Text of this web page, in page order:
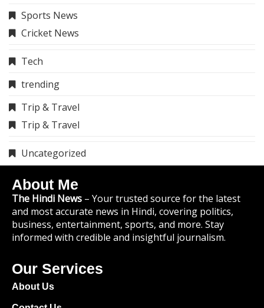
Sports News
Cricket News
Tech
trending
Trip & Travel
Trip & Travel
Uncategorized
About Me
The Hindi News – Your trusted source for the latest
and most accurate news in Hindi, covering politics,
business, entertainment, sports, and more. Stay
informed with credible and insightful journalism.
Our Services
About Us